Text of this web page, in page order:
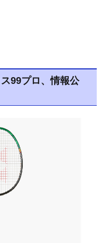
99プロ、情報公